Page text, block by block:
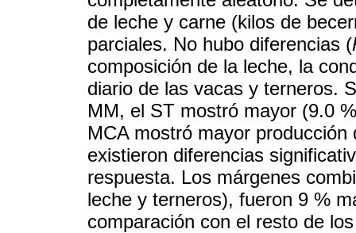
de leche y carne (kilos de
parciales. No hubo diferencias (
composición de la leche, la
diario de las vacas y terneros.
MM, el ST mostró mayor (9.0
MCA mostró mayor
existieron diferencias
respuesta. Los márgenes
leche y terneros), fueron 9 %
comparación con el resto de